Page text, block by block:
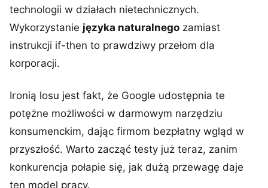
technologii w działach nietechnicznych.
Wykorzystanie języka naturalnego zamiast
instrukcji if-then to prawdziwy przełom dla
korporacji.
Ironią losu jest fakt, że Google udostępnia te
potężne możliwości w darmowym narzędziu
konsumenckim, dając firmom bezpłatny wgląd w
przyszłość. Warto zacząć testy już teraz, zanim
konkurencja połapie się, jak dużą przewagę daje
ten model pracy.